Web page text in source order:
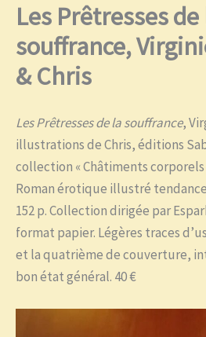
Aller
contenu
Les Prêtresses de
souffrance,
& Chris
Les Prêtresses de la souffrance,
illustrations de Chris, éditions
collection « Châtiments corporels
Roman érotique illustré
152 p. Collection dirigée par
format papier. Légères traces
et la quatrième de couverture,
bon état général. 40 €